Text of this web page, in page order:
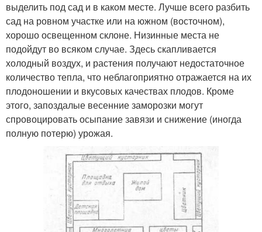
выделить под сад и в каком месте. Лучше всего разбить
сад на ровном участке или на южном (восточном),
хорошо освещенном склоне. Низинные места не
подойдут во всяком случае. Здесь скапливается
холодный воздух, и растения получают недостаточное
количество тепла, что неблагоприятно отражается на их
плодоношении и вкусовых качествах плодов. Кроме
этого, запоздалые весенние заморозки могут
спровоцировать осыпание завязи и снижение (иногда
полную потерю) урожая.